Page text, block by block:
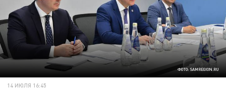
ФОТО: SAMREGION.RU
14 ИЮЛЯ 16:45